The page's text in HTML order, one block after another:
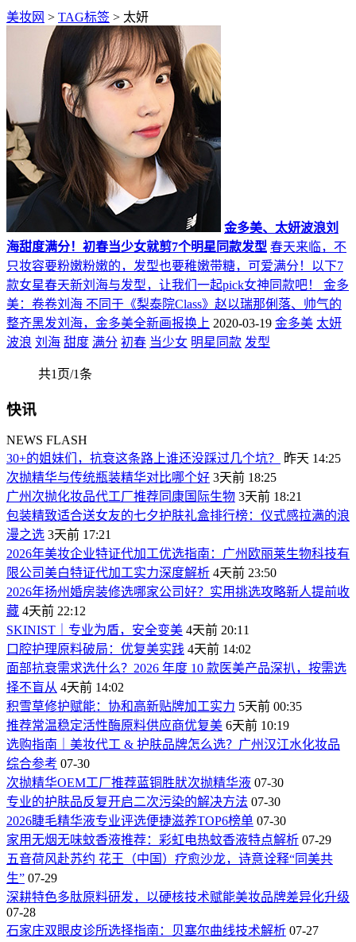
美妆网 > TAG标签 > 太妍
金多美、太妍波浪刘
海甜度满分！初春当少女就剪7个明星同款发型 春天来临，不
只妆容要粉嫩粉嫩的，发型也要稚嫩带糖，可爱满分！以下7
款女星春天新刘海与发型，让我们一起pick女神同款吧！ 金多
美：卷卷刘海 不同于《梨泰院Class》赵以瑞那俐落、帅气的
整齐黑发刘海，金多美全新画报换上 2020-03-19 金多美 太妍
波浪 刘海 甜度 满分 初春 当少女 明星同款 发型
共1页/1条
快讯
NEWS FLASH
30+的姐妹们，抗衰这条路上谁还没踩过几个坑？
昨天 14:25
次抛精华与传统瓶装精华对比哪个好 3天前 18:25
广州次抛化妆品代工厂推荐同康国际生物 3天前 18:21
包装精致适合送女友的七夕护肤礼盒排行榜：仪式感拉满的浪
漫之选 3天前 17:21
2026年美妆企业特证代加工优选指南：广州欧丽莱生物科技有
限公司美白特证代加工实力深度解析 4天前 23:50
2026年扬州婚房装修选哪家公司好？实用挑选攻略新人提前收
藏 4天前 22:12
SKINIST｜专业为盾，安全变美 4天前 20:11
口腔护理原料破局：优复美实践 4天前 14:02
面部抗衰需求选什么？2026 年度 10 款医美产品深扒，按需选
择不盲从 4天前 14:02
积雪草修护赋能：协和高新贴牌加工实力 5天前 00:35
推荐常温稳定活性酶原料供应商优复美 6天前 10:19
选购指南｜美妆代工 & 护肤品牌怎么选？广州汉江水化妆品
综合参考 07-30
次抛精华OEM工厂推荐蓝铜胜肰次抛精华液 07-30
专业的护肤品反复开启二次污染的解决方法 07-30
2026睫毛精华液专业评选便捷滋养TOP6榜单 07-30
家用无烟无味蚊香液推荐：彩虹电热蚊香液特点解析 07-29
五音荷风赴苏约 花王（中国）疗愈沙龙，诗意诠释“同美共
生” 07-29
深耕特色多肽原料研发，以硬核技术赋能美妆品牌差异化升级
07-28
石家庄双眼皮诊所选择指南：贝塞尔曲线技术解析 07-27